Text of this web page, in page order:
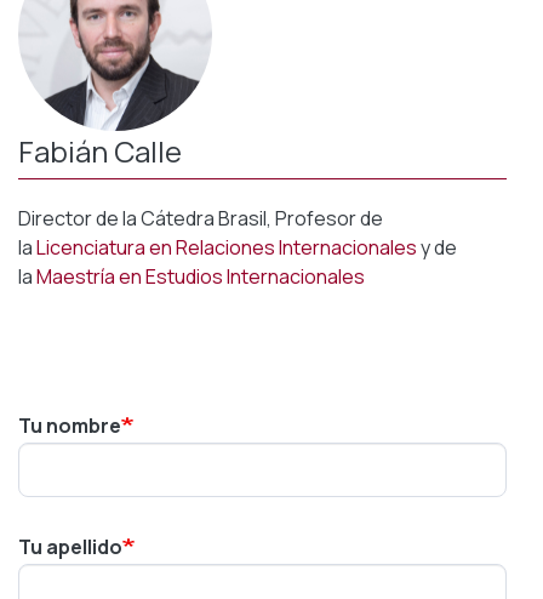
Fabián Calle
Director de la Cátedra Brasil, Profesor de
laLicenciatura en Relaciones Internacionalesy de
laMaestría en Estudios Internacionales
Tu nombre
Tu apellido